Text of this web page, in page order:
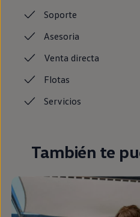
Soporte
Asesoria
Ventadirecta
Flotas
Servicios
También te